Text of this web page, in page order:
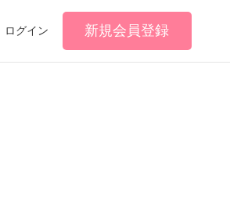
ログイン 新規会員登録